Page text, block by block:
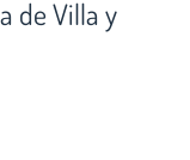
de Villa y